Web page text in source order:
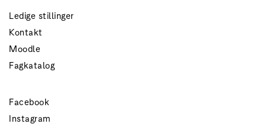
Ledige stillinger
Kontakt
Moodle
Fagkatalog
Facebook
Instagram